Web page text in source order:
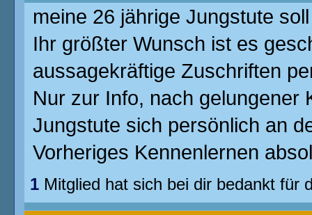
Jungstute soll gedeckt werden.
meine 26 jährige Jungstute
Ihr größter Wunsch ist es
aussagekräftige Zuschriften
Nur zur Info, nach gelungener
Jungstute sich persönlich an
Vorheriges Kennenlernen
1 Mitglied hat sich bei dir bedankt für